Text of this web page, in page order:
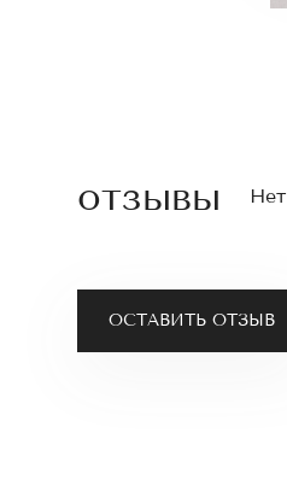
отзывы
ОСТАВИТЬ ОТЗЫВ